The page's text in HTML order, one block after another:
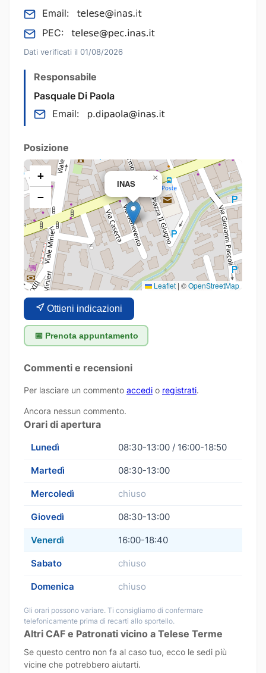
Email:
PEC:
Dati verificati il 01/08/2026
Responsabile
Pasquale Di Paola
Email:
Posizione
INAS
×
+
−
Leaflet | ©OpenStreetMap
Ottieni indicazioni
📅 Prenota appuntamento
Commenti e recensioni
Per lasciare un commento accedi o registrati.
Ancora nessun commento.
Orari di apertura
Lunedì 08:30-13:00 / 16:00-18:50
Martedì 08:30-13:00
Mercoledì chiuso
Giovedì 08:30-13:00
Venerdì 16:00-18:40
Sabato chiuso
Domenica chiuso
Gli orari possono variare. Ti consigliamo di confermare
telefonicamente prima di recarti allo sportello.
Altri CAF e Patronati vicino a Telese Terme
Se questo centro non fa al caso tuo, ecco le sedi più
vicine che potrebbero aiutarti.